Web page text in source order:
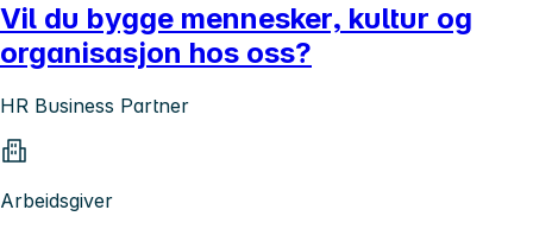
Vil du bygge mennesker, kultur og
organisasjon hos oss?
HR Business Partner
Arbeidsgiver